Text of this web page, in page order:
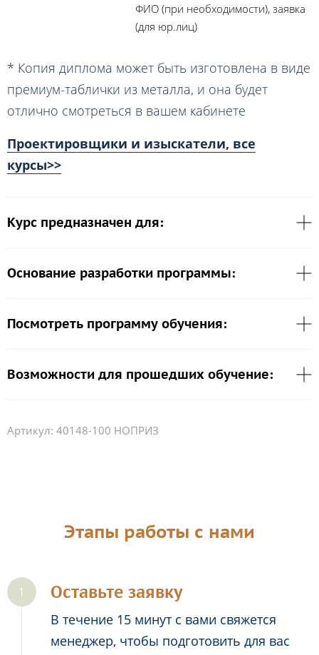
ФИО (при необходимости), заявка
(для юр.лиц)
* Копия диплома может быть изготовлена в виде
премиум-таблички из металла, и она будет
отлично смотреться в вашем кабинете
Проектировщики и изыскатели, все
курсы>>
Курс предназначен для:
Основание разработки программы:
Посмотреть программу обучения:
Возможности для прошедших обучение:
Артикул: 40148-100 НОПРИЗ
Этапы работы с нами
Оставьте заявку
В течение 15 минут с вами свяжется
менеджер, чтобы подготовить для вас